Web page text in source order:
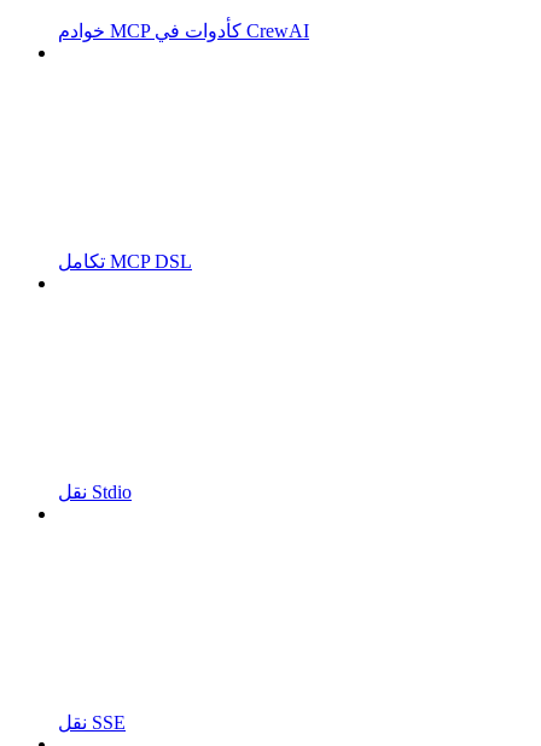
خوادم MCP كأدوات في CrewAI
تكامل MCP DSL
نقل Stdio
نقل SSE